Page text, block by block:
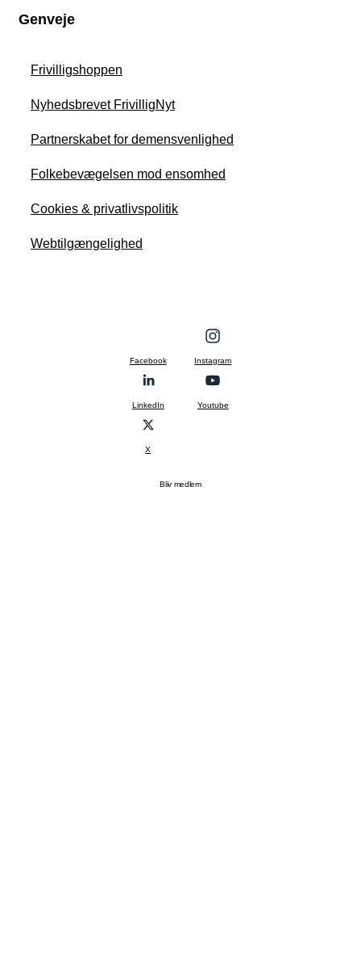
Genveje
Frivilligshoppen
Nyhedsbrevet FrivilligNyt
Partnerskabet for demensvenlighed
Folkebevægelsen mod ensomhed
Cookies & privatlivspolitik
Webtilgængelighed
Facebook Instagram
LinkedIn Youtube
X
Bliv medlem